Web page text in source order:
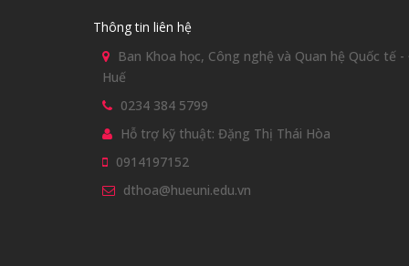
Thông tin liên hệ
Ban Khoa học, Công nghệ và Quan hệ Quốc tế
Huế
0234 384 5799
Hỗ trợ kỹ thuật: Đặng Thị Thái Hòa
0914197152
dthoa@hueuni.edu.vn